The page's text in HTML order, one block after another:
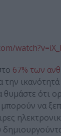
67% των
την
θυμάστε ότι
να